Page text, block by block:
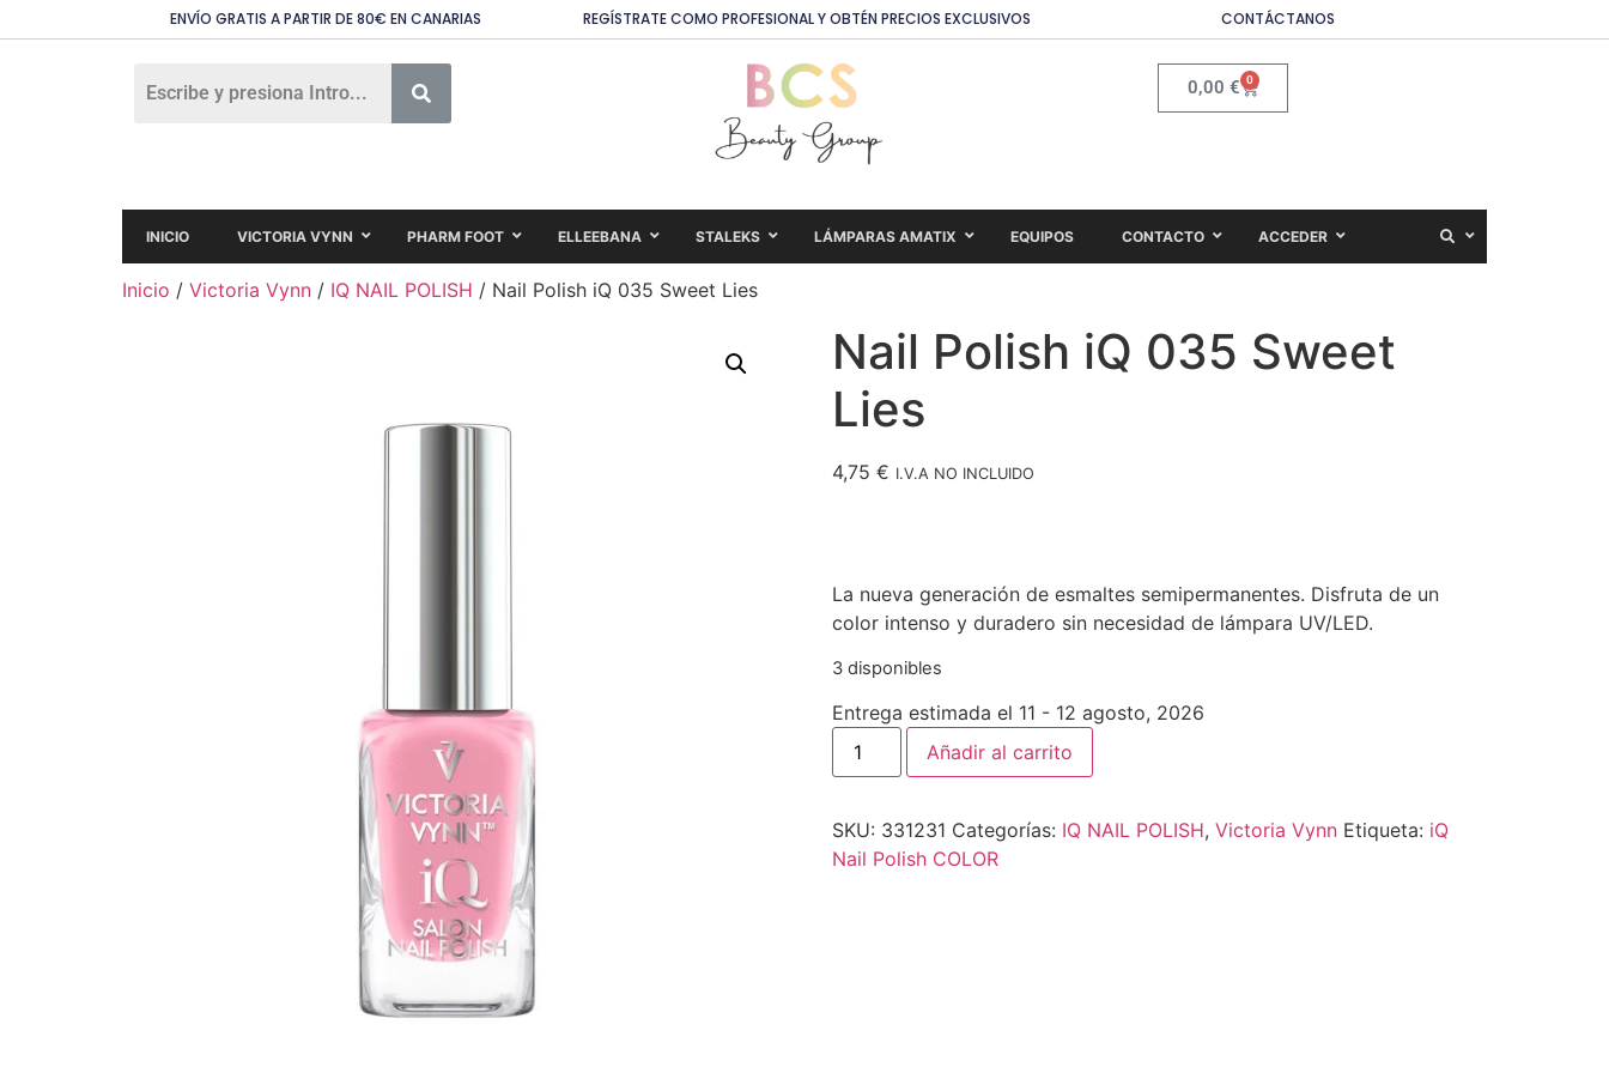
ENVÍO GRATIS A PARTIR DE 80€ EN CANARIAS REGÍSTRATE COMO PROFESIONAL Y OBTÉN PRECIOS EXCLUSIVOS CONTÁCTANOS
0,00 € 0
INICIO VICTORIA VYNN PHARM FOOT ELLEEBANA STALEKS LÁMPARAS AMATIX EQUIPOS CONTACTO ACCEDER
Inicio / Victoria Vynn / IQ NAIL POLISH / Nail Polish iQ 035 Sweet Lies
Nail Polish iQ 035 Sweet
Lies
4,75 € I.V.A NO INCLUIDO
La nueva generación de esmaltes semipermanentes. Disfruta de un
color intenso y duradero sin necesidad de lámpara UV/LED.
3 disponibles
Entrega estimada el 11 - 12 agosto, 2026
Añadir al carrito
SKU: 331231 Categorías: IQ NAIL POLISH, Victoria Vynn Etiqueta: iQ
Nail Polish COLOR